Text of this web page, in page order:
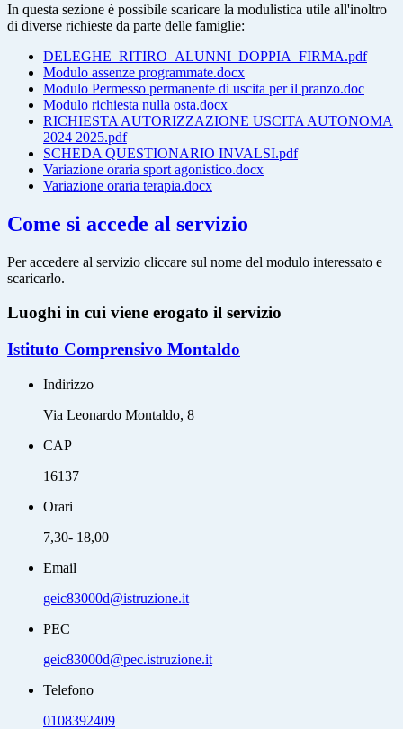
In questa sezione è possibile scaricare la modulistica utile all'inoltro
di diverse richieste da parte delle famiglie:
DELEGHE_RITIRO_ALUNNI_DOPPIA_FIRMA.pdf
Modulo assenze programmate.docx
Modulo Permesso permanente di uscita per il pranzo.doc
Modulo richiesta nulla osta.docx
RICHIESTA AUTORIZZAZIONE USCITA AUTONOMA
2024 2025.pdf
SCHEDA QUESTIONARIO INVALSI.pdf
Variazione oraria sport agonistico.docx
Variazione oraria terapia.docx
Come si accede al servizio
Per accedere al servizio cliccare sul nome del modulo interessato e
scaricarlo.
Luoghi in cui viene erogato il servizio
Istituto Comprensivo Montaldo
Indirizzo
Via Leonardo Montaldo, 8
CAP
16137
Orari
7,30- 18,00
Email
geic83000d@istruzione.it
PEC
geic83000d@pec.istruzione.it
Telefono
0108392409